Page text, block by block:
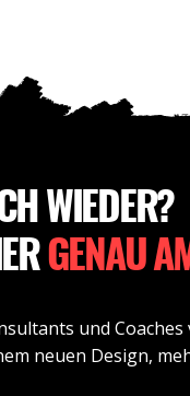
WIEDER?
GENAU
und
neuen Design,